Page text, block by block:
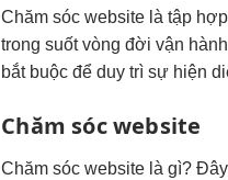
Chăm sóc website là tập
trong suốt vòng đời vận
bắt buộc để duy trì sự hiện
Chăm sóc website
Chăm sóc website là gì?